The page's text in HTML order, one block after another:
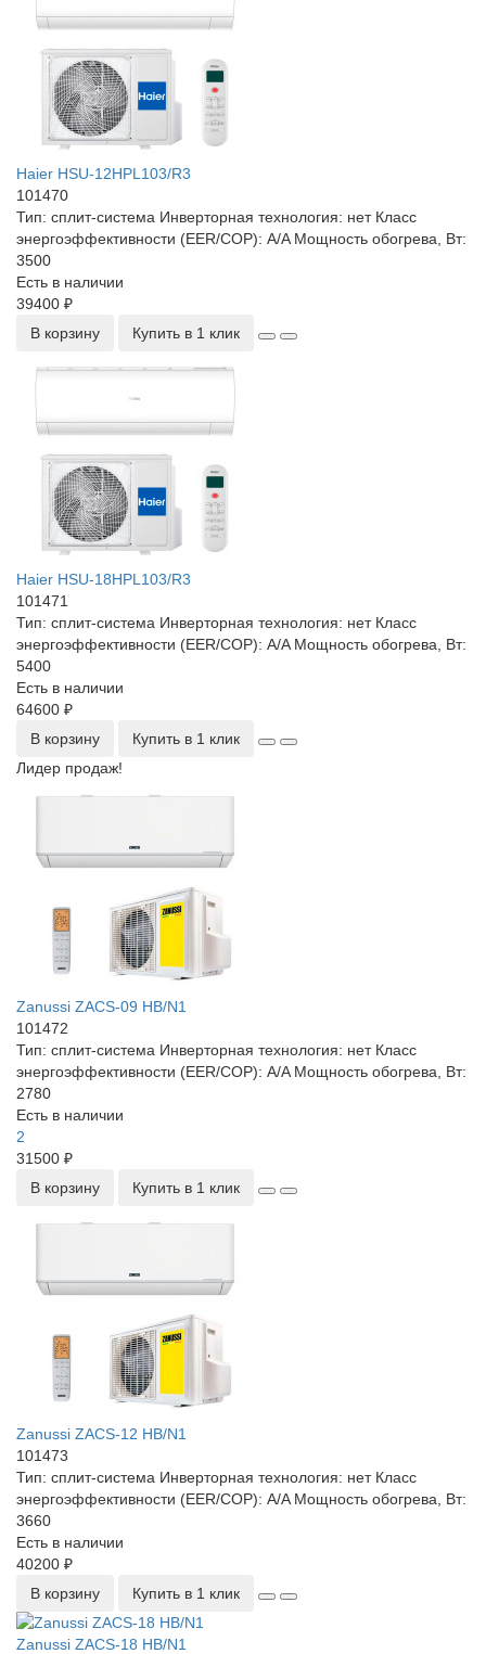
Haier HSU-12HPL103/R3
101470
Тип: сплит-система Инверторная технология: нетКласс
энергоэффективности (EER/COP): A/AМощность обогрева, Вт:
3500
Есть в наличии
39400 ₽
В корзину
Купить в 1 клик
Haier HSU-18HPL103/R3
101471
Тип: сплит-система Инверторная технология: нетКласс
энергоэффективности (EER/COP): A/AМощность обогрева, Вт:
5400
Есть в наличии
64600 ₽
В корзину
Купить в 1 клик
Лидер продаж!
Zanussi ZACS-09 HB/N1
101472
Тип: сплит-система Инверторная технология: нетКласс
энергоэффективности (EER/COP): A/AМощность обогрева, Вт:
2780
Есть в наличии
2
31500 ₽
В корзину
Купить в 1 клик
Zanussi ZACS-12 HB/N1
101473
Тип: сплит-система Инверторная технология: нетКласс
энергоэффективности (EER/COP): A/AМощность обогрева, Вт:
3660
Есть в наличии
40200 ₽
В корзину
Купить в 1 клик
Zanussi ZACS-18 HB/N1